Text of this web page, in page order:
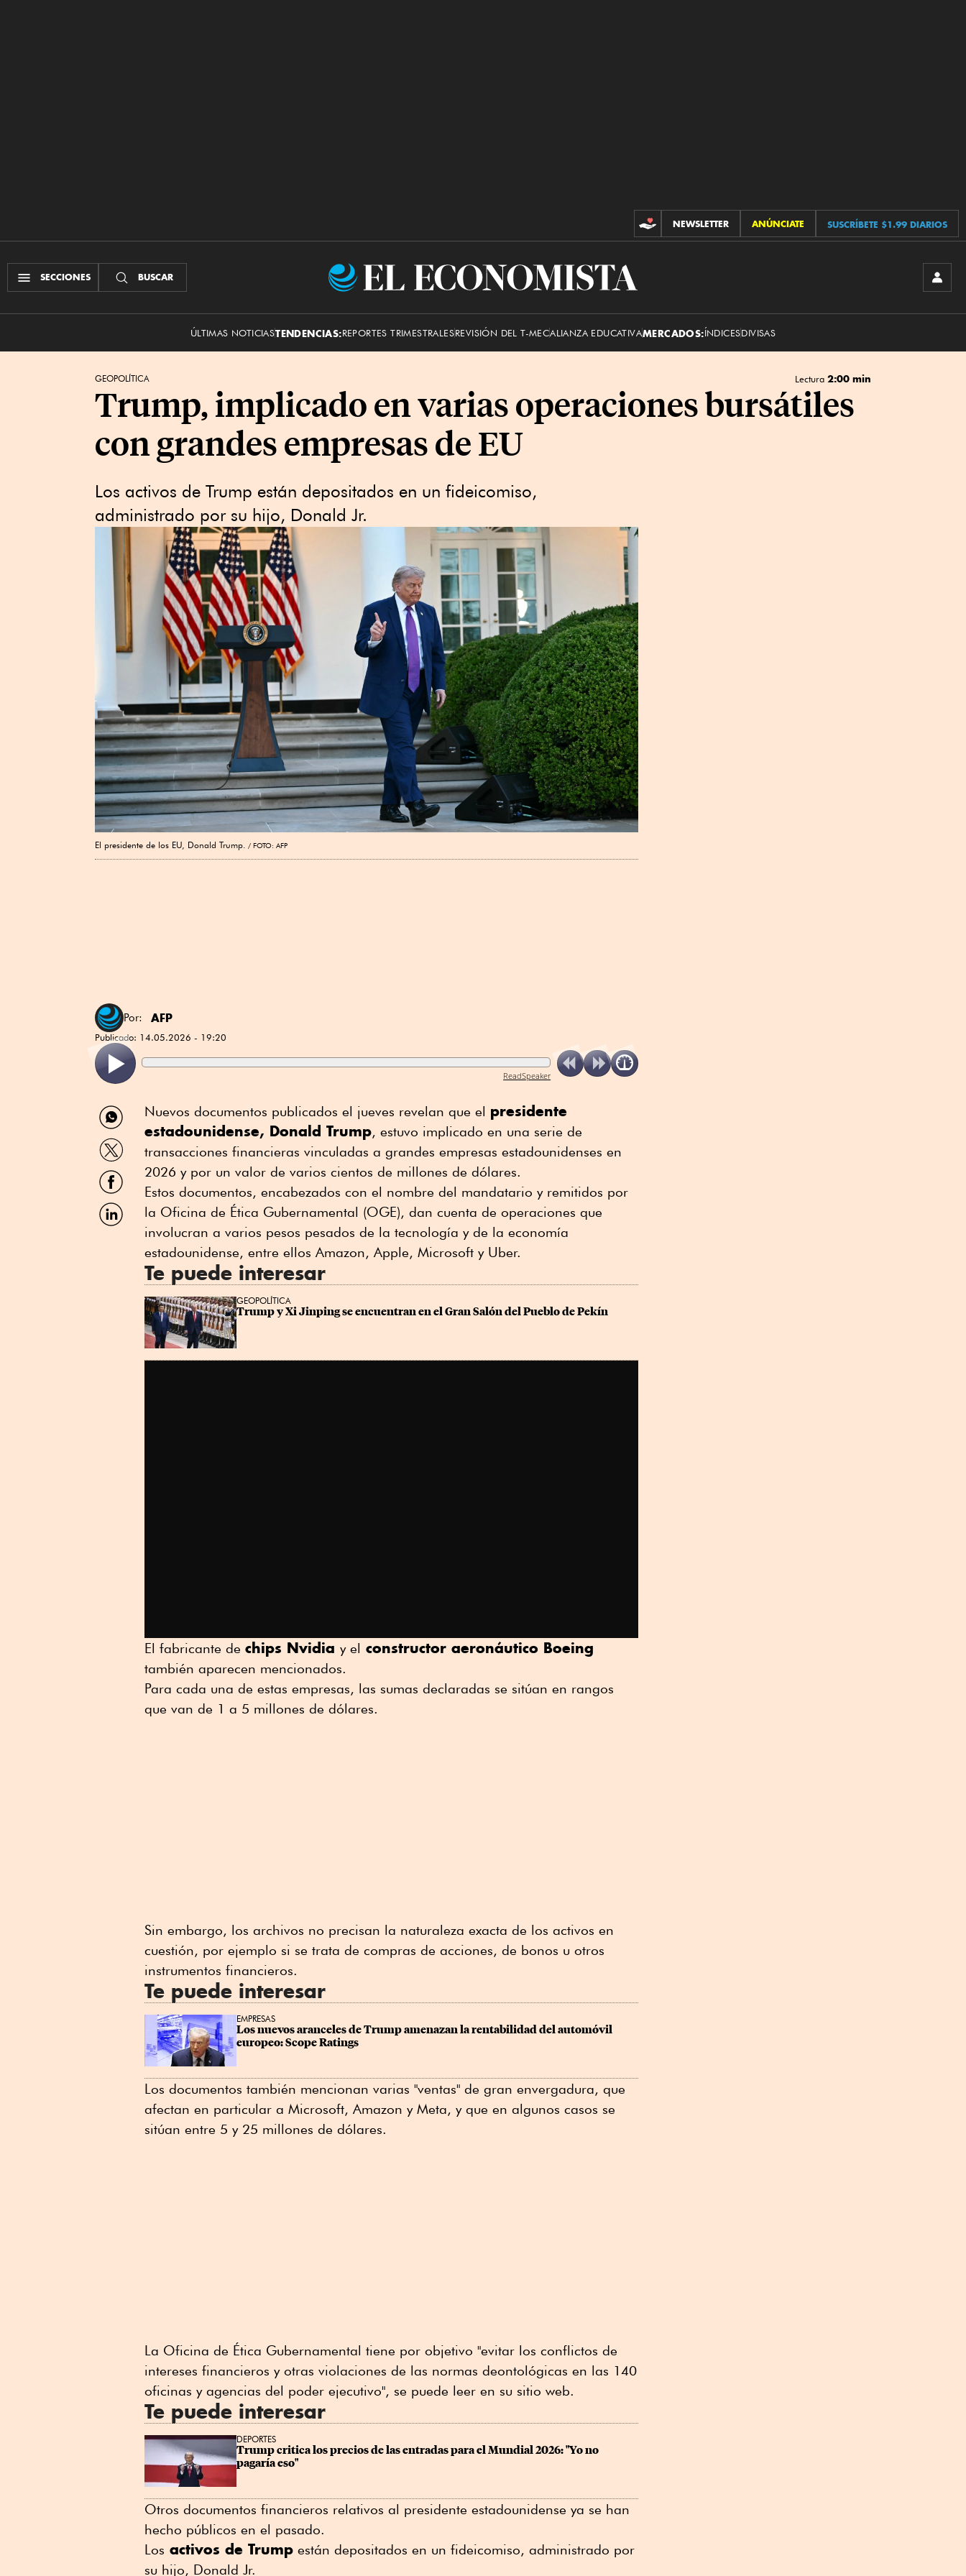
CONTRIBUCIONES
NEWSLETTER ANÚNCIATE SUSCRÍBETE $1.99 DIARIOS
SECCIONES BUSCAR
El
ÚLTIMAS NOTICIASTENDENCIAS:REPORTES TRIMESTRALESREVISIÓN DEL T-MECALIANZA EDUCATIVAMERCADOS:ÍNDICESDIVISAS
GEOPOLÍTICA Lectura 2:00 min
Trump, implicado en varias operaciones bursátiles
con grandes empresas de EU
Los activos de Trump están depositados en un fideicomiso,
administrado por su hijo, Donald Jr.
El presidente de los EU, Donald Trump. FOTO: AFP
Por: AFP
Publicado: 14.05.2026 - 19:20
ReadSpeaker
Compartir
por
WhatsApp
Compartir
por
Twitter
Compartir
por
Facebook
Compartir
por
Nuevos documentos publicados el jueves revelan que el presidente
estadounidense, Donald Trump, estuvo implicado en una serie de
transacciones financieras vinculadas a grandes empresas estadounidenses en
2026 y por un valor de varios cientos de millones de dólares.
Estos documentos, encabezados con el nombre del mandatario y remitidos por
la Oficina de Ética Gubernamental (OGE), dan cuenta de operaciones que
involucran a varios pesos pesados de la tecnología y de la economía
estadounidense, entre ellos Amazon, Apple, Microsoft y Uber.
Te puede interesar
GEOPOLÍTICA
Trump y Xi Jinping se encuentran en el Gran Salón del Pueblo de Pekín
El fabricante de chips Nvidia y el constructor aeronáutico Boeing
también aparecen mencionados.
Para cada una de estas empresas, las sumas declaradas se sitúan en rangos
que van de 1 a 5 millones de dólares.
Sin embargo, los archivos no precisan la naturaleza exacta de los activos en
cuestión, por ejemplo si se trata de compras de acciones, de bonos u otros
instrumentos financieros.
Te puede interesar
EMPRESAS
Los nuevos aranceles de Trump amenazan la rentabilidad del automóvil
europeo: Scope Ratings
Los documentos también mencionan varias "ventas" de gran envergadura, que
afectan en particular a Microsoft, Amazon y Meta, y que en algunos casos se
sitúan entre 5 y 25 millones de dólares.
La Oficina de Ética Gubernamental tiene por objetivo "evitar los conflictos de
intereses financieros y otras violaciones de las normas deontológicas en las 140
oficinas y agencias del poder ejecutivo", se puede leer en su sitio web.
Te puede interesar
DEPORTES
Trump critica los precios de las entradas para el Mundial 2026: "Yo no
pagaría eso"
Otros documentos financieros relativos al presidente estadounidense ya se han
hecho públicos en el pasado.
Los activos de Trump están depositados en un fideicomiso, administrado por
su hijo, Donald Jr.